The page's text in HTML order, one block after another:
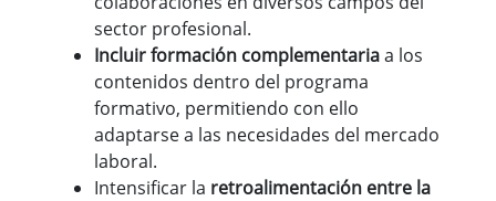
sector profesional.
Incluir formación complementariaa los
contenidos dentro del programa
formativo, permitiendo con ello
adaptarse a las necesidades del mercado
laboral.
Intensificar la retroalimentación entre la